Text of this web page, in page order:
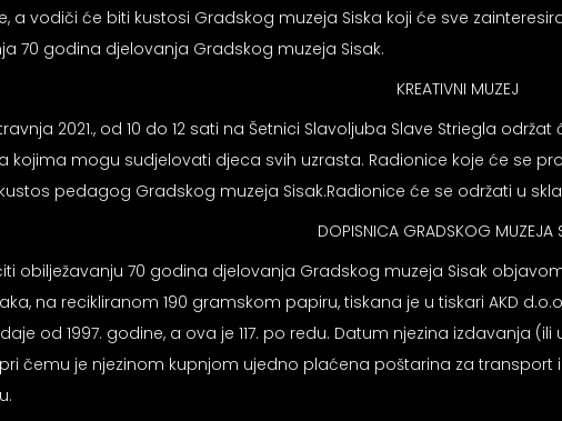
a vodiči će biti kustosi Gradskog muzeja Siska koji će sve
70 godina djelovanja Gradskog muzeja Sisak.
KREATIVNI MUZEJ
2021., od 10 do 12 sati na Šetnici Slavoljuba Slave Striegla
mogu sudjelovati djeca svih uzrasta. Radionice koje će se
pedagog Gradskog muzeja Sisak.Radionice će se održati u
DOPISNICA GRADSKOG MUZEJA
obilježavanju 70 godina djelovanja Gradskog muzeja Sisak
na recikliranom 190 gramskom papiru, tiskana je u tiskari AKD
od 1997. godine, a ova je 117. po redu. Datum njezina izdavanja
čemu je njezinom kupnjom ujedno plaćena poštarina za